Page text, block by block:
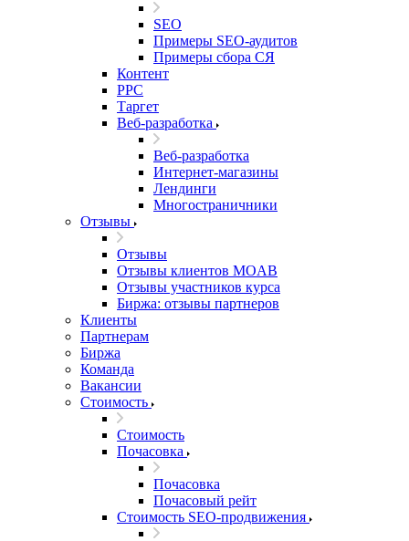
SEO
Примеры SEO-аудитов
Примеры сбора СЯ
Контент
PPC
Таргет
Веб-разработка
Веб-разработка
Интернет-магазины
Лендинги
Многостраничники
Отзывы
Отзывы
Отзывы клиентов MOAB
Отзывы участников курса
Биржа: отзывы партнеров
Клиенты
Партнерам
Биржа
Команда
Вакансии
Стоимость
Стоимость
Почасовка
Почасовка
Почасовый рейт
Стоимость SEO-продвижения